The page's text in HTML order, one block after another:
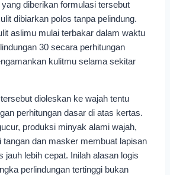
diberikan formulasi tersebut
dibiarkan polos tanpa pelindung.
aslimu mulai terbakar dalam waktu
30 secara perhitungan
kulitmu selama sekitar
dioleskan ke wajah tentu
perhitungan dasar di atas kertas.
produksi minyak alami wajah,
tangan dan masker membuat lapisan
jauh lebih cepat. Inilah alasan logis
perlindungan tertinggi bukan